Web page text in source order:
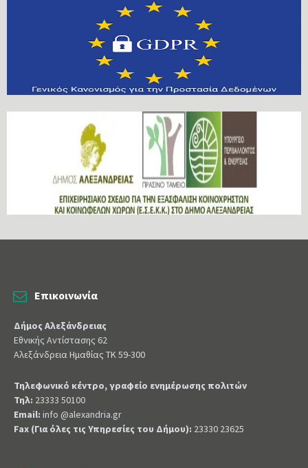
Επικοινωνία
Δήμος Αλεξάνδρειας
Εθνικής Αντίστασης 62
Αλεξάνδρεια Ημαθίας ΤΚ 59-300
Τηλεφωνικό κέντρο, γραφείο ενημέρωσης πολιτών
Τηλ: 23333 50100
Email: info @alexandria.gr
Fax (Για όλες τις Υπηρεσίες του Δήμου): 23330 23625